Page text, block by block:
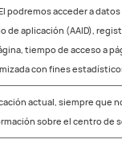
podremos acceder a
de aplicación (AAID),
tiempo de acceso a
con fines
actual, siempre que
sobre el centro de